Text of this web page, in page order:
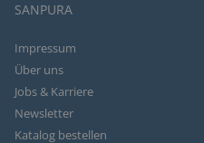
SANPURA
Impressum
Über uns
Jobs & Karriere
Newsletter
Katalog bestellen